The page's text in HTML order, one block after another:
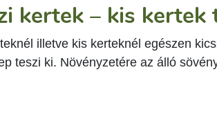
kertek – kis kertek
illetve kis kerteknél egészen
teszi ki. Növényzetére az álló